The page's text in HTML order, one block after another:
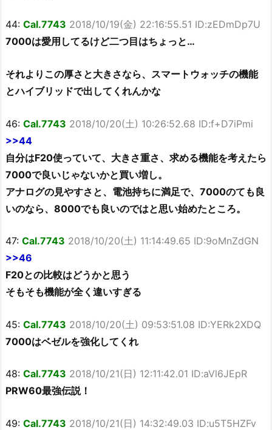
44: Cal.7743 2018/10/19(金) 22:16:55.51 ID:zEDmDp7U
7000は愛用してるけど二つ目はちょっと…
それよりこの厚さと大きさなら、スマートウォッチの機能
とハイブリッドで出してくれんかな
46: Cal.7743 2018/10/20(土) 10:26:52.68 ID:f+D7iPmi
>>44
自分はF20使っていて、大きさ重さ、求める機能を考えたら
7000で良いじゃないかと買い増し。
アナログの見やすさと、電池持ちに満足で、7000のても良
いのなら、8000でも良いのではと思い始めたところ。
47: Cal.7743 2018/10/20(土) 11:14:49.65 ID:9oMnZdGN
>>46
F20との比較はどうかと思う
そもそも機能が全く違いすぎる
45: Cal.7743 2018/10/20(土) 09:53:51.08 ID:YERk2XDQ
7000はベゼルを強化してくれ
48: Cal.7743 2018/10/21(日) 12:11:42.01 ID:aVl6JEpR
PRW60最強伝説！
49: Cal.7743 2018/10/21(日) 14:32:49.03 ID:u5T5HZFv